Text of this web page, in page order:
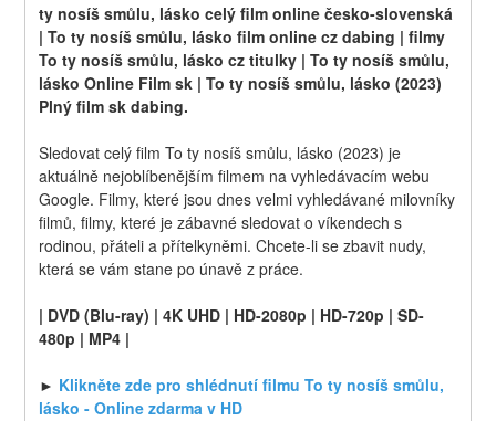
ty nosíš smůlu, lásko celý film online česko-slovenská
| To ty nosíš smůlu, lásko film online cz dabing | filmy
To ty nosíš smůlu, lásko cz titulky | To ty nosíš smůlu,
lásko Online Film sk | To ty nosíš smůlu, lásko (2023)
Plný film sk dabing.
Sledovat celý film To ty nosíš smůlu, lásko (2023) je
aktuálně nejoblíbenějším filmem na vyhledávacím webu
Google. Filmy, které jsou dnes velmi vyhledávané milovníky
filmů, filmy, které je zábavné sledovat o víkendech s
rodinou, přáteli a přítelkyněmi. Chcete-li se zbavit nudy,
která se vám stane po únavě z práce.
| DVD (Blu-ray) | 4K UHD | HD-2080p | HD-720p | SD-
480p | MP4 |
► Klikněte zde pro shlédnutí filmu To ty nosíš smůlu,
lásko - Online zdarma v HD